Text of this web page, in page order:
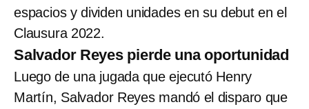
espacios y dividen unidades en su debut en el
Clausura 2022.
Salvador Reyes pierde una oportunidad
Luego de una jugada que ejecutó Henry
Martín, Salvador Reyes mandó el disparo que